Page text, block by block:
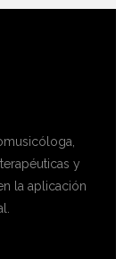
y
la aplicación